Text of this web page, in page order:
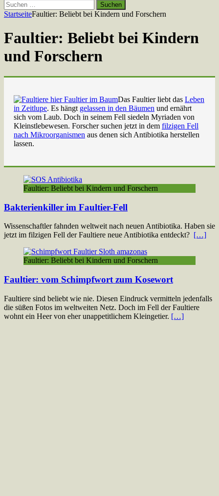
Suchen
nach:
StartseiteFaultier: Beliebt bei Kindern und Forschern
Faultier: Beliebt bei Kindern
und Forschern
Das Faultier liebt das Leben
in Zeitlupe. Es hängt gelassen in den Bäumen und ernährt
sich vom Laub. Doch in seinem Fell siedeln Myriaden von
Kleinstlebewesen. Forscher suchen jetzt in dem filzigen Fell
nach Mikroorganismen aus denen sich Antibiotika herstellen
lassen.
Faultier: Beliebt bei Kindern und Forschern
Bakterienkiller im Faultier-Fell
Wissenschaftler fahnden weltweit nach neuen Antibiotika. Haben sie
jetzt im filzigen Fell der Faultiere neue Antibiotika entdeckt? […]
Faultier: Beliebt bei Kindern und Forschern
Faultier: vom Schimpfwort zum Kosewort
Faultiere sind beliebt wie nie. Diesen Eindruck vermitteln jedenfalls
die süßen Fotos im weltweiten Netz. Doch im Fell der Faultiere
wohnt ein Heer von eher unappetitlichem Kleingetier. […]